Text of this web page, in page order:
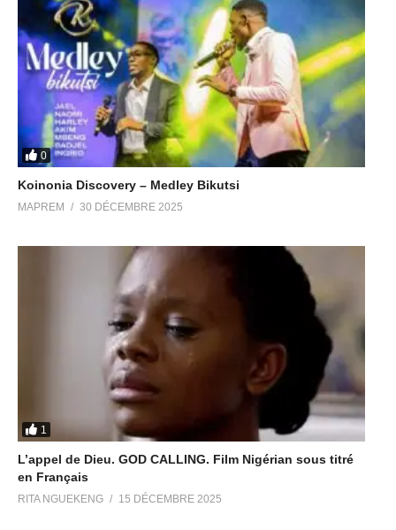
0
Koinonia Discovery – Medley Bikutsi
MAPREM 30 DÉCEMBRE 2025
1
L’appel de Dieu. GOD CALLING. Film Nigérian sous titré
en Français
RITA NGUEKENG 15 DÉCEMBRE 2025